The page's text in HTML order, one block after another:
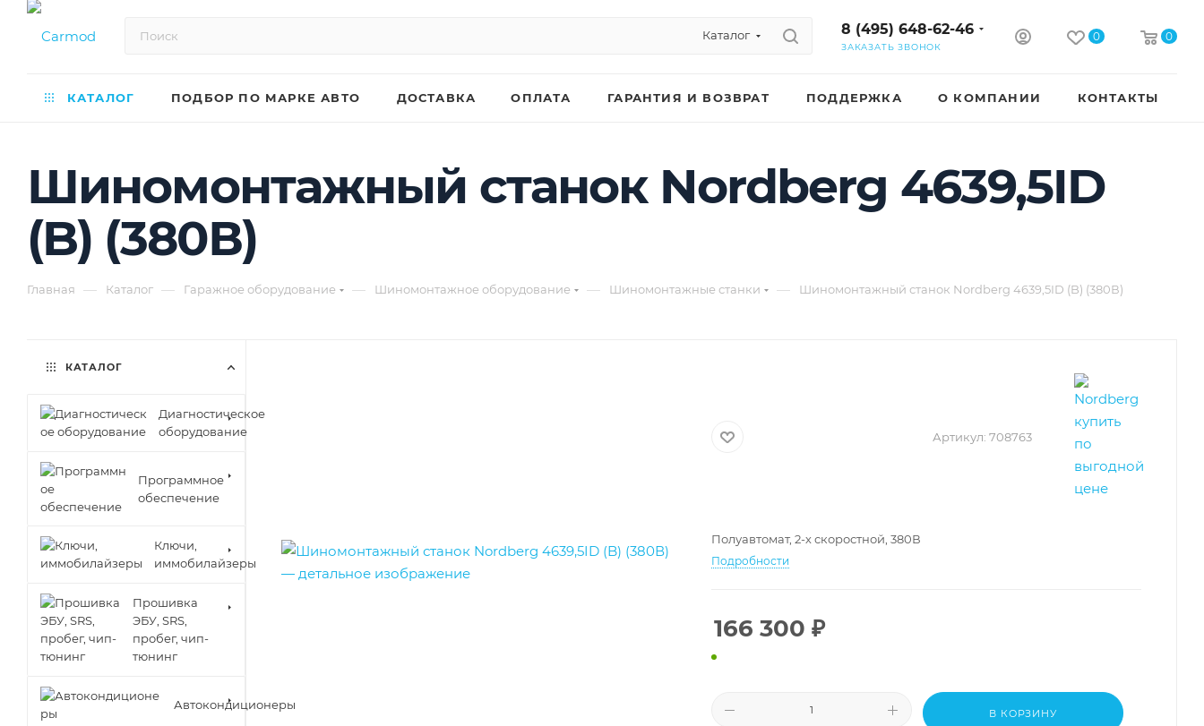
Каталог 8 (495) 648-62-46
ЗАКАЗАТЬ ЗВОНОК
0 0
КАТАЛОГ ПОДБОР ПО МАРКЕ АВТО ДОСТАВКА ОПЛАТА ГАРАНТИЯ И ВОЗВРАТ ПОДДЕРЖКА О КОМПАНИИ КОНТАКТЫ
Шиномонтажный станок Nordberg 4639,5ID
(B) (380В)
Главная — Каталог — Гаражное оборудование — Шиномонтажное оборудование — Шиномонтажные станки — Шиномонтажный станок Nordberg 4639,5ID (B) (380В)
Артикул: 708763
Полуавтомат, 2-х скоростной, 380В
Подробности
166 300 ₽
В КОРЗИНУ
КАТАЛОГ
Диагностическое
оборудование
Программное
обеспечение
Ключи,
иммобилайзеры
Прошивка
ЭБУ, SRS,
пробег, чип-
тюнинг
Автокондиционеры